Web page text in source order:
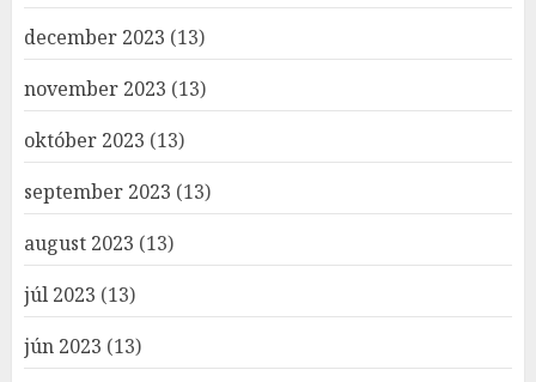
december 2023 (13)
november 2023 (13)
október 2023 (13)
september 2023 (13)
august 2023 (13)
júl 2023 (13)
jún 2023 (13)